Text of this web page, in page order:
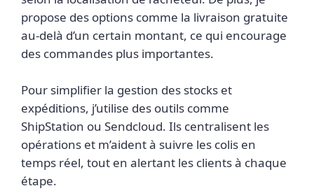
propose des options comme la livraison gratuite
au-delà d’un certain montant, ce qui encourage
des commandes plus importantes.
Pour simplifier la gestion des stocks et
expéditions, j’utilise des outils comme
ShipStation ou Sendcloud. Ils centralisent les
opérations et m’aident à suivre les colis en
temps réel, tout en alertant les clients à chaque
étape.